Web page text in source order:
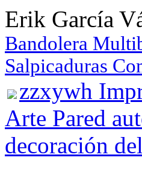
Erik García
Bandolera
Salpicaduras
zzxywh
Arte Pared
decoración